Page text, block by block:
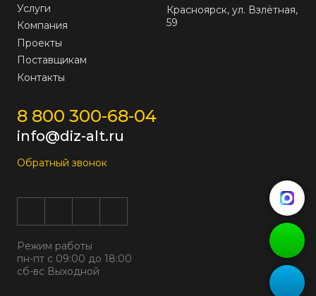
Услуги
Компания
Проекты
Поставщикам
Контакты
Красноярск, ул. Взлётная,
59
8 800 300-68-04
info@diz-alt.ru
Обратный звонок
Режим работы
пн-пт с 09:00 до 18:00
сб-вс Выходной